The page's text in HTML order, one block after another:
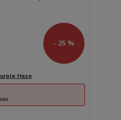
- 25 %
Haze